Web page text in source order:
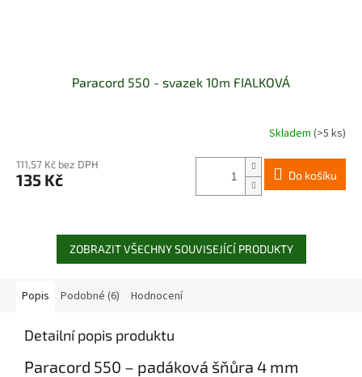
Paracord 550 - svazek 10m FIALKOVÁ
Skladem (>5 ks)
111,57 Kč bez DPH
135 Kč Do košíku
ZOBRAZIT VŠECHNY SOUVISEJÍCÍ PRODUKTY
Popis Podobné (6) Hodnocení
Detailní popis produktu
Paracord 550 – padáková šňůra 4 mm